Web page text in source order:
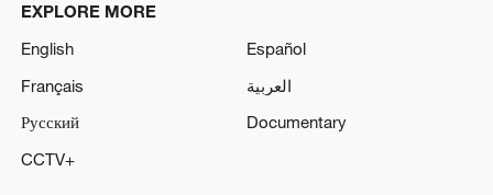
EXPLORE MORE
English
Español
Français
العربية
Русский
Documentary
CCTV+